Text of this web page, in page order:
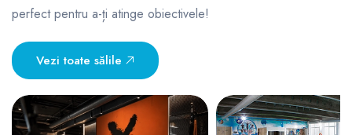
perfect pentru a-ți atinge obiectivele!
Vezi toate sălile